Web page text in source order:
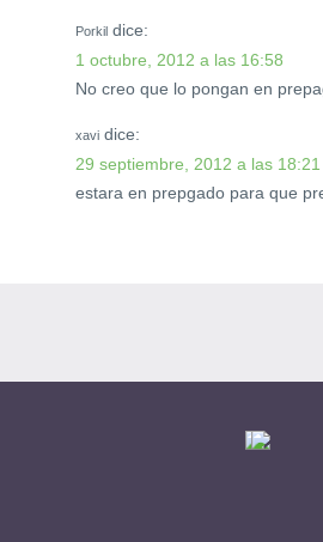
Porkil dice:
1 octubre, 2012 a las 16:58
No creo que lo pongan en
xavi dice:
29 septiembre, 2012 a las 18:21
estara en prepgado para que